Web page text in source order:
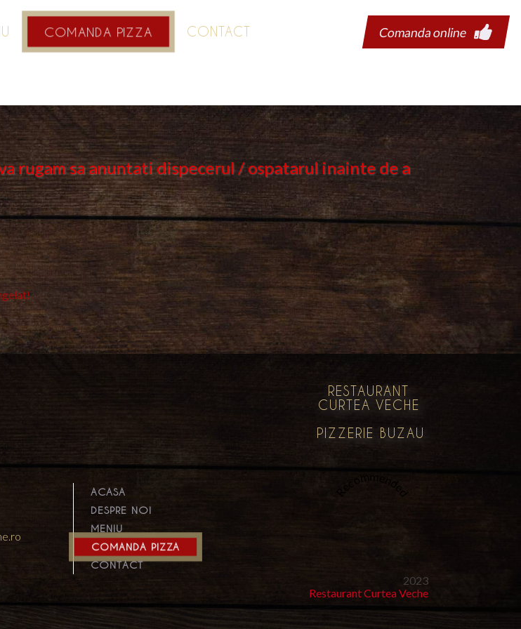
COMANDA PIZZA CONTACT Comanda online
rugam sa anuntati dispecerul / ospatarul inainte de a
ACASA
DESPRE NOI
MENIU
COMANDA PIZZA
CONTACT
RESTAURANT
CURTEA VECHE
PIZZERIE BUZAU
Recommended
2023
Restaurant Curtea Veche